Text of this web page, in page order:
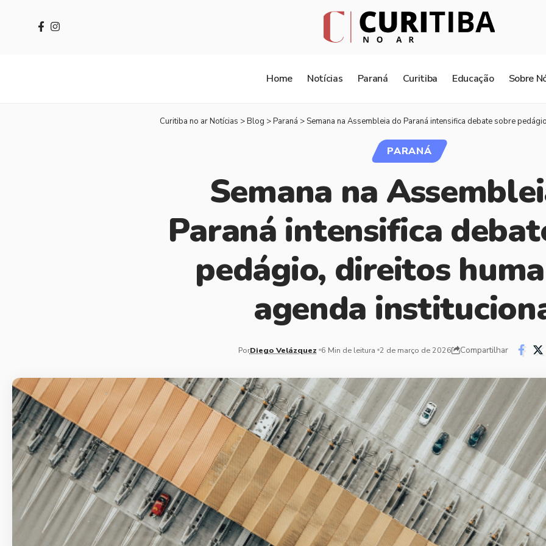
Home Notícias Paraná Curitiba Educação Sobre
Curitiba no ar Notícias >Blog >Paraná >Semana na Assembleia do Paraná intensifica debate sobre pedágio,
PARANÁ
Semana na
Paraná intensifica
pedágio, direitos
agenda
PorDiego Velázquez 6 Min de leitura 2 de março de 2026 Compartilhar